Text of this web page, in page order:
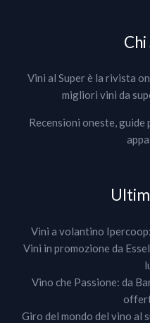
Chi
Vini al Super è la rivista
migliori vini da
Recensioni oneste,
Vini a volantino
Vini in promozione da
Vino che Passione: da
Giro del mondo del vino al